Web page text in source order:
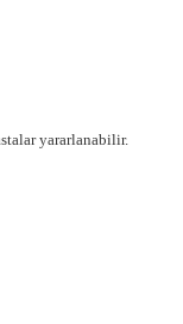
yararlanabilir.